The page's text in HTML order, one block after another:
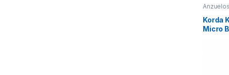
Anzuelos
Korda
Micro